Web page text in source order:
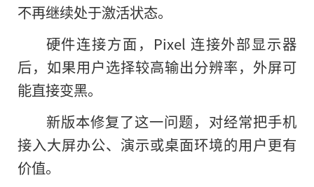
不再继续处于激活状态。
硬件连接方面，Pixel 连接外部显示器
后，如果用户选择较高输出分辨率，外屏可
能直接变黑。
新版本修复了这一问题，对经常把手机
接入大屏办公、演示或桌面环境的用户更有
价值。